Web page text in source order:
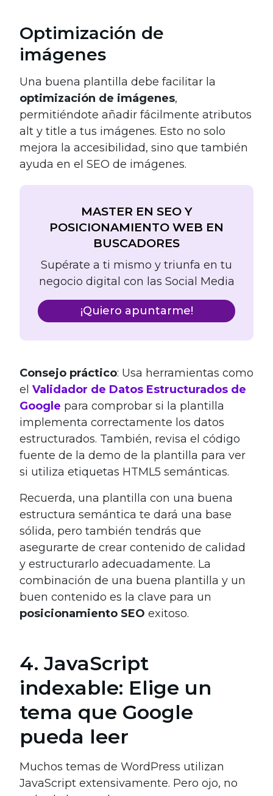
Optimización de
imágenes
Una buena plantilla debe facilitar la
optimización de imágenes,
permitiéndote añadir fácilmente atributos
alt y title a tus imágenes. Esto no solo
mejora la accesibilidad, sino que también
ayuda en el SEO de imágenes.
MASTER EN SEO Y
POSICIONAMIENTO WEB EN
BUSCADORES
Supérate a ti mismo y triunfa en tu
negocio digital con las Social Media
¡Quiero apuntarme!
Consejo práctico: Usa herramientas como
el Validador de Datos Estructurados de
Google para comprobar si la plantilla
implementa correctamente los datos
estructurados. También, revisa el código
fuente de la demo de la plantilla para ver
si utiliza etiquetas HTML5 semánticas.
Recuerda, una plantilla con una buena
estructura semántica te dará una base
sólida, pero también tendrás que
asegurarte de crear contenido de calidad
y estructurarlo adecuadamente. La
combinación de una buena plantilla y un
buen contenido es la clave para un
posicionamiento SEO exitoso.
4. JavaScript
indexable: Elige un
tema que Google
pueda leer
Muchos temas de WordPress utilizan
JavaScript extensivamente. Pero ojo, no